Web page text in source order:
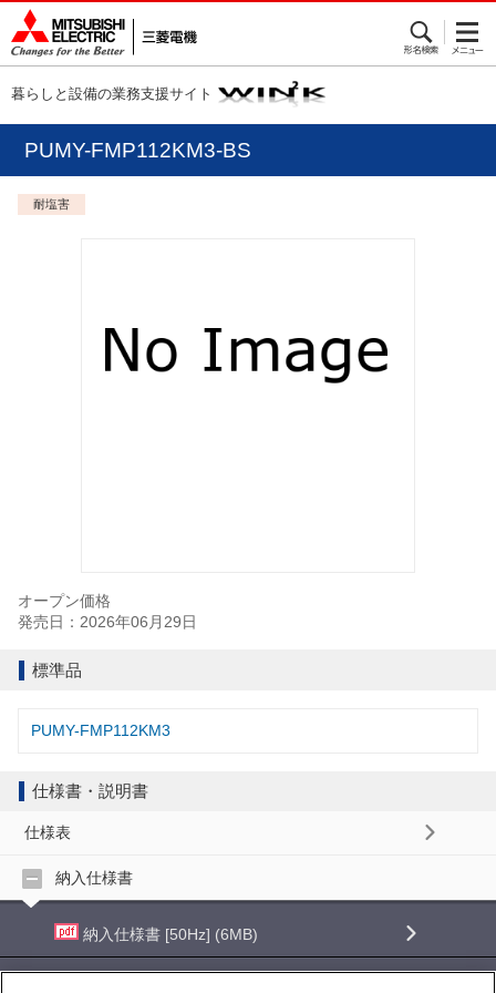
暮らしと設備の業務支援サイト
PUMY-FMP112KM3-BS
耐塩害
オープン価格
発売日：2026年06月29日
標準品
PUMY-FMP112KM3
仕様書・説明書
仕様表
納入仕様書
納入仕様書 [50Hz] (6MB)